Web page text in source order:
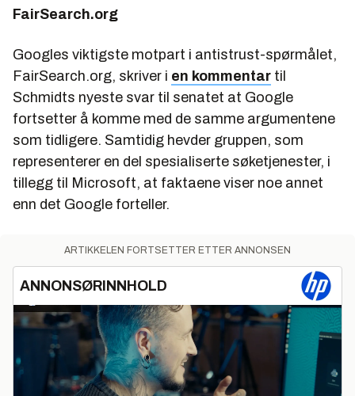
FairSearch.org
Googles viktigste motpart i antistrust-spørmålet,
FairSearch.org, skriver i en kommentar til
Schmidts nyeste svar til senatet at Google
fortsetter å komme med de samme argumentene
som tidligere. Samtidig hevder gruppen, som
representerer en del spesialiserte søketjenester, i
tillegg til Microsoft, at faktaene viser noe annet
enn det Google forteller.
ARTIKKELEN FORTSETTER ETTER ANNONSEN
ANNONSØRINNHOLD